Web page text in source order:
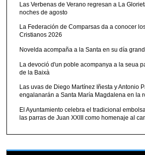
Las Verbenas de Verano regresan a La
noches de agosto
La Federación de Comparsas da a conocer
Cristianos 2026
Novelda acompaña a la Santa en su día
La devoció d'un poble acompanya a la seua
de la Baixà
Las uvas de Diego Martínez Iñesta y Antonio
engalanarán a Santa María Magdalena en la
El Ayuntamiento celebra el tradicional
las parras de Juan XXIII como homenaje al